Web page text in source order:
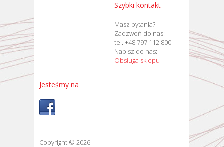
Szybki kontakt
Masz pytania?
Zadzwoń do nas:
tel. +48 797 112 800
Napisz do nas:
Obsługa sklepu
Jesteśmy na
Copyright © 2026